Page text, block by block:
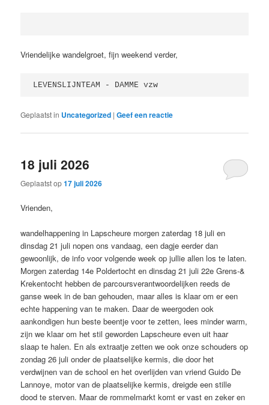
Vriendelijke wandelgroet, fijn weekend verder,
LEVENSLIJNTEAM - DAMME vzw
Geplaatst in Uncategorized |Geef een reactie
18 juli 2026
Geplaatst op17 juli 2026
Vrienden,
wandelhappening in Lapscheure morgen zaterdag 18 juli en
dinsdag 21 juli nopen ons vandaag, een dagje eerder dan
gewoonlijk, de info voor volgende week op jullie allen los te laten.
Morgen zaterdag 14e Poldertocht en dinsdag 21 juli 22e Grens-&
Krekentocht hebben de parcoursverantwoordelijken reeds de
ganse week in de ban gehouden, maar alles is klaar om er een
echte happening van te maken. Daar de weergoden ook
aankondigen hun beste beentje voor te zetten, lees minder warm,
zijn we klaar om het stil geworden Lapscheure even uit haar
slaap te halen. En als extraatje zetten we ook onze schouders op
zondag 26 juli onder de plaatselijke kermis, die door het
verdwijnen van de school en het overlijden van vriend Guido De
Lannoye, motor van de plaatselijke kermis, dreigde een stille
dood te sterven. Maar de rommelmarkt komt er vast en zeker en